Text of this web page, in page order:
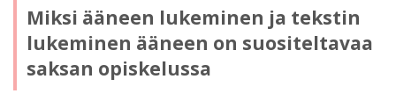
Miksi ääneen lukeminen ja tekstin
lukeminen ääneen on suositeltavaa
saksan opiskelussa